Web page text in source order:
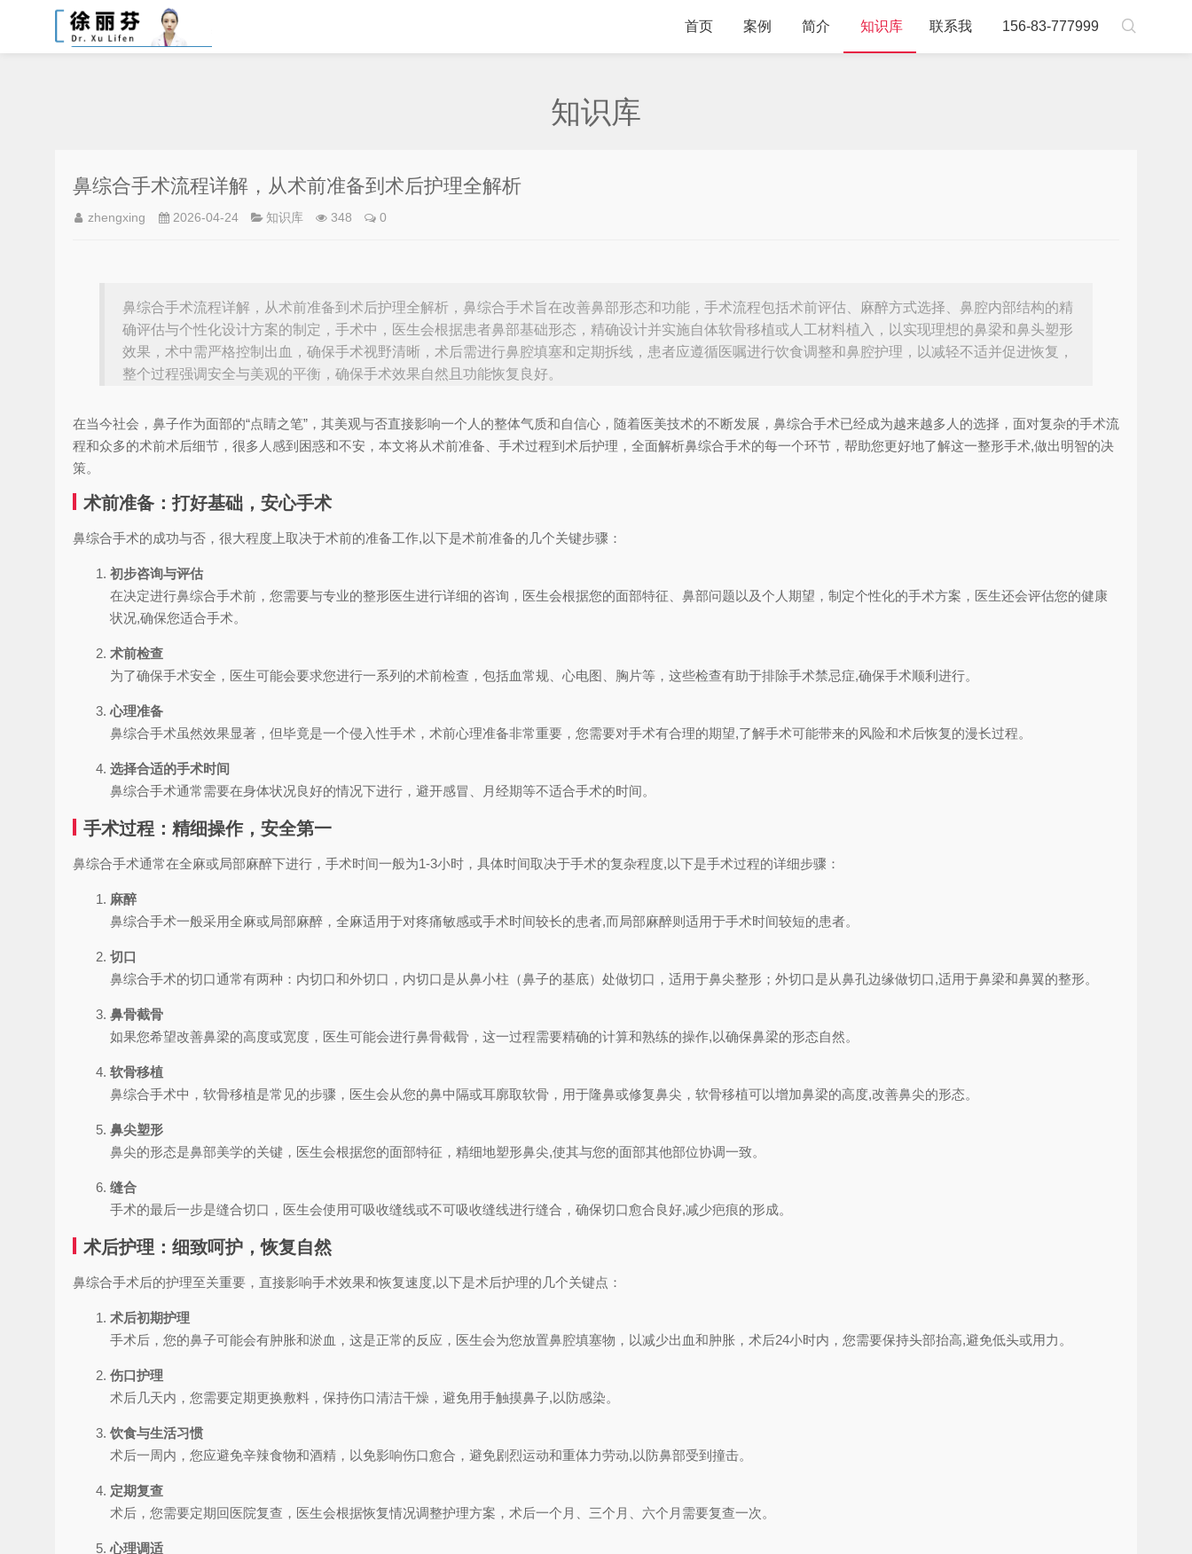
首页 案例 简介 知识库 联系我 156-83-777999 
知识库
鼻综合手术流程详解，从术前准备到术后护理全解析
zhengxing 2026-04-24 知识库 348 0
鼻综合手术流程详解，从术前准备到术后护理全解析，鼻综合手术旨在改善鼻部形态和功能，手术流程包括术前评估、麻醉方式选择、鼻腔内部结构的精
确评估与个性化设计方案的制定，手术中，医生会根据患者鼻部基础形态，精确设计并实施自体软骨移植或人工材料植入，以实现理想的鼻梁和鼻头塑形
效果，术中需严格控制出血，确保手术视野清晰，术后需进行鼻腔填塞和定期拆线，患者应遵循医嘱进行饮食调整和鼻腔护理，以减轻不适并促进恢复，
整个过程强调安全与美观的平衡，确保手术效果自然且功能恢复良好。
在当今社会，鼻子作为面部的“点睛之笔”，其美观与否直接影响一个人的整体气质和自信心，随着医美技术的不断发展，鼻综合手术已经成为越来越多人的选择，面对复杂的手术流
程和众多的术前术后细节，很多人感到困惑和不安，本文将从术前准备、手术过程到术后护理，全面解析鼻综合手术的每一个环节，帮助您更好地了解这一整形手术,做出明智的决
策。
术前准备：打好基础，安心手术
鼻综合手术的成功与否，很大程度上取决于术前的准备工作,以下是术前准备的几个关键步骤：
初步咨询与评估
在决定进行鼻综合手术前，您需要与专业的整形医生进行详细的咨询，医生会根据您的面部特征、鼻部问题以及个人期望，制定个性化的手术方案，医生还会评估您的健康
状况,确保您适合手术。
术前检查
为了确保手术安全，医生可能会要求您进行一系列的术前检查，包括血常规、心电图、胸片等，这些检查有助于排除手术禁忌症,确保手术顺利进行。
心理准备
鼻综合手术虽然效果显著，但毕竟是一个侵入性手术，术前心理准备非常重要，您需要对手术有合理的期望,了解手术可能带来的风险和术后恢复的漫长过程。
选择合适的手术时间
鼻综合手术通常需要在身体状况良好的情况下进行，避开感冒、月经期等不适合手术的时间。
手术过程：精细操作，安全第一
鼻综合手术通常在全麻或局部麻醉下进行，手术时间一般为1-3小时，具体时间取决于手术的复杂程度,以下是手术过程的详细步骤：
麻醉
鼻综合手术一般采用全麻或局部麻醉，全麻适用于对疼痛敏感或手术时间较长的患者,而局部麻醉则适用于手术时间较短的患者。
切口
鼻综合手术的切口通常有两种：内切口和外切口，内切口是从鼻小柱（鼻子的基底）处做切口，适用于鼻尖整形；外切口是从鼻孔边缘做切口,适用于鼻梁和鼻翼的整形。
鼻骨截骨
如果您希望改善鼻梁的高度或宽度，医生可能会进行鼻骨截骨，这一过程需要精确的计算和熟练的操作,以确保鼻梁的形态自然。
软骨移植
鼻综合手术中，软骨移植是常见的步骤，医生会从您的鼻中隔或耳廓取软骨，用于隆鼻或修复鼻尖，软骨移植可以增加鼻梁的高度,改善鼻尖的形态。
鼻尖塑形
鼻尖的形态是鼻部美学的关键，医生会根据您的面部特征，精细地塑形鼻尖,使其与您的面部其他部位协调一致。
缝合
手术的最后一步是缝合切口，医生会使用可吸收缝线或不可吸收缝线进行缝合，确保切口愈合良好,减少疤痕的形成。
术后护理：细致呵护，恢复自然
鼻综合手术后的护理至关重要，直接影响手术效果和恢复速度,以下是术后护理的几个关键点：
术后初期护理
手术后，您的鼻子可能会有肿胀和淤血，这是正常的反应，医生会为您放置鼻腔填塞物，以减少出血和肿胀，术后24小时内，您需要保持头部抬高,避免低头或用力。
伤口护理
术后几天内，您需要定期更换敷料，保持伤口清洁干燥，避免用手触摸鼻子,以防感染。
饮食与生活习惯
术后一周内，您应避免辛辣食物和酒精，以免影响伤口愈合，避免剧烈运动和重体力劳动,以防鼻部受到撞击。
定期复查
术后，您需要定期回医院复查，医生会根据恢复情况调整护理方案，术后一个月、三个月、六个月需要复查一次。
心理调适